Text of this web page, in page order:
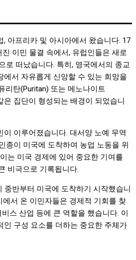
, 아프리카 및 아시아에서 왔습니다. 17
이민 물결 속에서, 유럽인들은 새로
로 떠났습니다. 특히, 영국에서의 종교
에서 자유롭게 신앙할 수 있는 희망을
리탄(Puritan) 또는 메노나이트
집단이 형성되는 배경이 되었습니
이 이루어졌습니다. 대서양 노예 무역
종이 미국에 도착하여 농업 노동을 위
는 미국 경제에 있어 중요한 기여를
비극으로 기록됩니다.
중반부터 미국에 도착하기 시작했습니
에서 온 이민자들은 경제적 기회를 찾
스 산업 등에 큰 역할을 했습니다. 이
인 구성 요소를 더하는 중요한 주체가